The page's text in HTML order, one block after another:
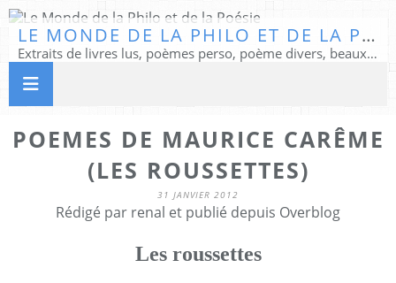
LE MONDE DE LA PHILO ET DE LA POÉSIE
Extraits de livres lus, poèmes perso, poème divers, beaux textes...
POEMES DE MAURICE CARÊME
(LES ROUSSETTES)
31 JANVIER 2012
Rédigé par renal et publié depuis Overblog
Les roussettes